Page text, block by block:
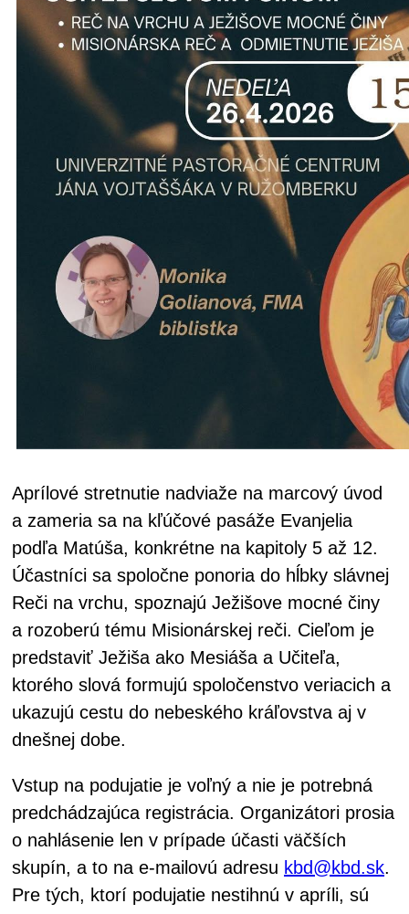
Aprílové stretnutie nadviaže na marcový úvod
a zameria sa na kľúčové pasáže Evanjelia
podľa Matúša, konkrétne na kapitoly 5 až 12.
Účastníci sa spoločne ponoria do hĺbky slávnej
Reči na vrchu, spoznajú Ježišove mocné činy
a rozoberú tému Misionárskej reči. Cieľom je
predstaviť Ježiša ako Mesiáša a Učiteľa,
ktorého slová formujú spoločenstvo veriacich a
ukazujú cestu do nebeského kráľovstva aj v
dnešnej dobe.
Vstup na podujatie je voľný a nie je potrebná
predchádzajúca registrácia. Organizátori prosia
o nahlásenie len v prípade účasti väčších
skupín, a to na e-mailovú adresu kbd@kbd.sk.
Pre tých, ktorí podujatie nestihnú v apríli, sú